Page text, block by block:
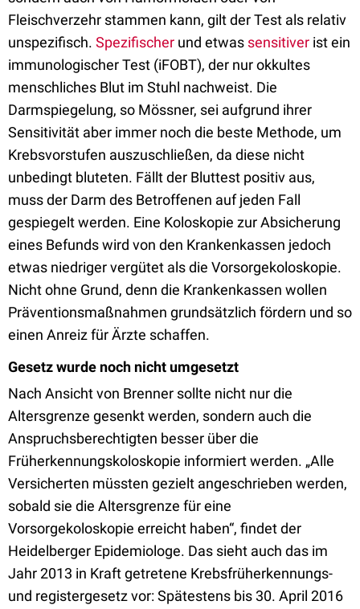
Fleischverzehr stammen kann, gilt der Test als relativ
unspezifisch. Spezifischer und etwas sensitiver ist ein
immunologischer Test (iFOBT), der nur okkultes
menschliches Blut im Stuhl nachweist. Die
Darmspiegelung, so Mössner, sei aufgrund ihrer
Sensitivität aber immer noch die beste Methode, um
Krebsvorstufen auszuschließen, da diese nicht
unbedingt bluteten. Fällt der Bluttest positiv aus,
muss der Darm des Betroffenen auf jeden Fall
gespiegelt werden. Eine Koloskopie zur Absicherung
eines Befunds wird von den Krankenkassen jedoch
etwas niedriger vergütet als die Vorsorgekoloskopie.
Nicht ohne Grund, denn die Krankenkassen wollen
Präventionsmaßnahmen grundsätzlich fördern und so
einen Anreiz für Ärzte schaffen.
Gesetz wurde noch nicht umgesetzt
Nach Ansicht von Brenner sollte nicht nur die
Altersgrenze gesenkt werden, sondern auch die
Anspruchsberechtigten besser über die
Früherkennungskoloskopie informiert werden. „Alle
Versicherten müssten gezielt angeschrieben werden,
sobald sie die Altersgrenze für eine
Vorsorgekoloskopie erreicht haben“, findet der
Heidelberger Epidemiologe. Das sieht auch das im
Jahr 2013 in Kraft getretene Krebsfrüherkennungs-
und registergesetz vor: Spätestens bis 30. April 2016